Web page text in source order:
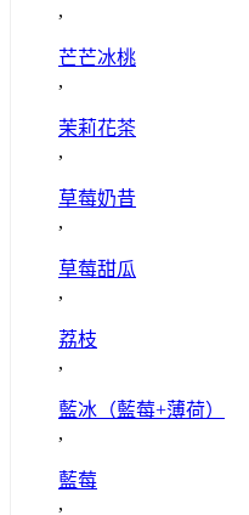
,
芒芒冰桃
,
茉莉花茶
,
草莓奶昔
,
草莓甜瓜
,
荔枝
,
藍冰（藍莓+薄荷）
,
藍莓
,